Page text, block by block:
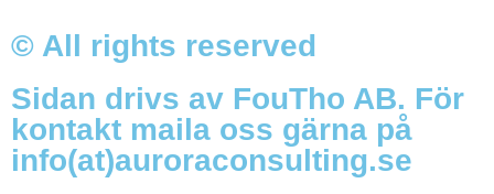
© All rights reserved
Sidan drivs av FouTho AB. För
kontakt maila oss gärna på
info(at)auroraconsulting.se